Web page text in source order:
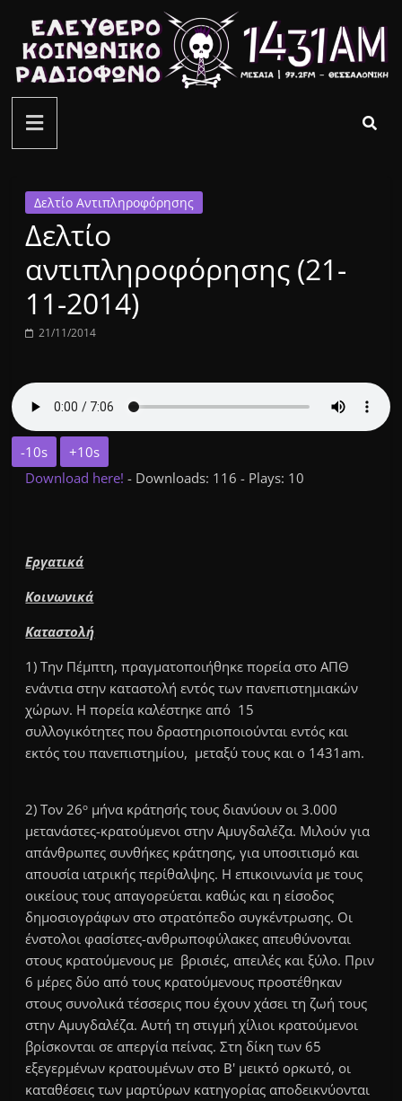
περιεχόμενο
ελεύθερο
κοινωνικό
ραδιόφωνο
1431AM
Δελτίο Αντιπληροφόρησης
Δελτίο
αντιπληροφόρησης (21-
11-2014)
21/11/2014
-10s
+10s
Download here!- Downloads: 116 - Plays: 10
Εργατικά
Κοινωνικά
Καταστολή
1) Την Πέμπτη, πραγματοποιήθηκε πορεία στο ΑΠΘ
ενάντια στην καταστολή εντός των πανεπιστημιακών
χώρων. Η πορεία καλέστηκε από 15
συλλογικότητες που δραστηριοποιούνται εντός και
εκτός του πανεπιστημίου, μεταξύ τους και ο 1431am.
2) Τον 26ο μήνα κράτησής τους διανύουν οι 3.000
μετανάστες-κρατούμενοι στην Αμυγδαλέζα. Μιλούν για
απάνθρωπες συνθήκες κράτησης, για υποσιτισμό και
απουσία ιατρικής περίθαλψης. Η επικοινωνία με τους
οικείους τους απαγορεύεται καθώς και η είσοδος
δημοσιογράφων στο στρατόπεδο συγκέντρωσης. Οι
ένστολοι φασίστες-ανθρωποφύλακες απευθύνονται
στους κρατούμενους με βρισιές, απειλές και ξύλο. Πριν
6 μέρες δύο από τους κρατούμενους προστέθηκαν
στους συνολικά τέσσερις που έχουν χάσει τη ζωή τους
στην Αμυγδαλέζα. Αυτή τη στιγμή χίλιοι κρατούμενοι
βρίσκονται σε απεργία πείνας. Στη δίκη των 65
εξεγερμένων κρατουμένων στο Β' μεικτό ορκωτό, οι
καταθέσεις των μαρτύρων κατηγορίας αποδεικνύονται